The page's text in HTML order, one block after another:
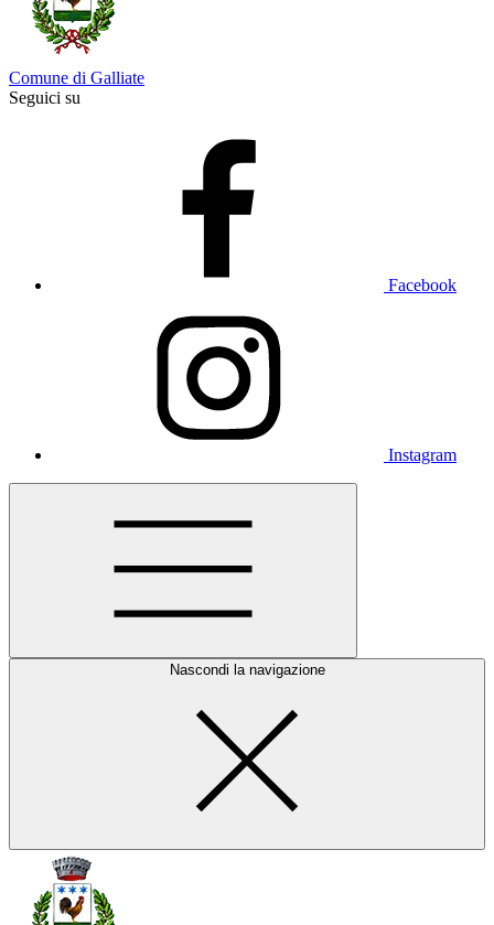
Comune di Galliate
Seguici su
Facebook
Instagram
Nascondi la navigazione